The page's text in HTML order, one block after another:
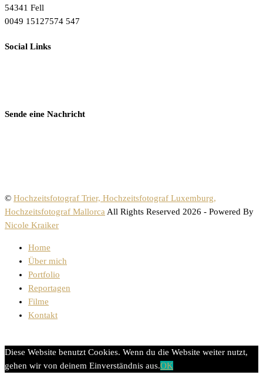
54341 Fell
0049 15127574 547
Social Links
Sende eine Nachricht
© Hochzeitsfotograf Trier, Hochzeitsfotograf Luxemburg,
Hochzeitsfotograf MallorcaAll Rights Reserved 2026 - Powered By
Nicole Kraiker
Home
Über mich
Portfolio
Reportagen
Filme
Kontakt
Diese Website benutzt Cookies. Wenn du die Website weiter nutzt,
gehen wir von deinem Einverständnis aus.OK